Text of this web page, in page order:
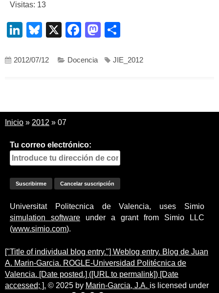
Visitas: 13
LinkedIn
Bluesky
X Facebook
Mastodon
2012/07/12 Docencia JIE_2012
Inicio » 2012 » 07
Tu correo electrónico:
Universitat Politecnica de Valencia, uses Simio
simulation software under a grant from Simio LLC
(www.simio.com).
["Title of individual blog entry."] Weblog entry. Blog de Juan
A. Marin-Garcia. ROGLE-Universidad Politécnica de
Valencia. [Date posted.] ([URL to permalink]) [Date
accessed; ]. © 2025 by Marin-Garcia, J.A. is licensed under